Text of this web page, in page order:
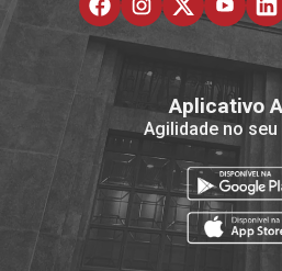
Aplicativo
Agilidade no seu